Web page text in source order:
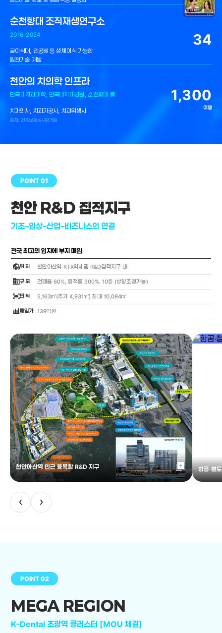
순천향대 조직재생연구소
2016-2024
골이식대, 인공뼈 등 생체이식 가능한
원천기술 개발
34
천안의 치의학 인프라
단국대치과대학, 단국대치대병원, 순천향대 등
치과의사, 치과기공사, 치과위생사
출처: 건강보험심사평가원
1,300
여명
POINT 01
천안 R&D 집적지구
기초–임상–산업–비즈니스의 연결
전국 최고의 입지에 부지 매입
globe_location_pin위 치 천안아산역 KTX역세권 R&D집적지구 내
corporate_fare규 모 건폐율 60%, 용적률 300%, 10층 (상향조정가능)
fit_screen면 적 5,163㎡(추가 4,931㎡) 최대 10,094㎡
bar_chart_4_bars매입가 139억원
천안아산역 인근 융복합 R&D 지구 library_add 항공·철
‹ ›
POINT 02
MEGA REGION
K-Dental 초광역 클러스터 [MOU 체결]